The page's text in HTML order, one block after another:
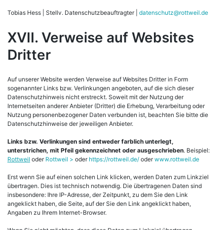
Tobias Hess | Stellv. Datenschutzbeauftragter | datenschutz@rottweil.de
XVII. Verweise auf Websites
Dritter
Auf unserer Website werden Verweise auf Websites Dritter in Form
sogenannter Links bzw. Verlinkungen angeboten, auf die sich dieser
Datenschutzhinweis nicht erstreckt. Soweit mit der Nutzung der
Internetseiten anderer Anbieter (Dritter) die Erhebung, Verarbeitung oder
Nutzung personenbezogener Daten verbunden ist, beachten Sie bitte die
Datenschutzhinweise der jeweiligen Anbieter.
Links bzw. Verlinkungen sind entweder farblich unterlegt,
unterstrichen, mit Pfeil gekennzeichnet oder ausgeschrieben. Beispiel:
Rottweil oder Rottweil > oder https://rottweil.de/ oderwww.rottweil.de
Erst wenn Sie auf einen solchen Link klicken, werden Daten zum Linkziel
übertragen. Dies ist technisch notwendig. Die übertragenen Daten sind
insbesondere: Ihre IP-Adresse, der Zeitpunkt, zu dem Sie den Link
angeklickt haben, die Seite, auf der Sie den Link angeklickt haben,
Angaben zu Ihrem Internet-Browser.